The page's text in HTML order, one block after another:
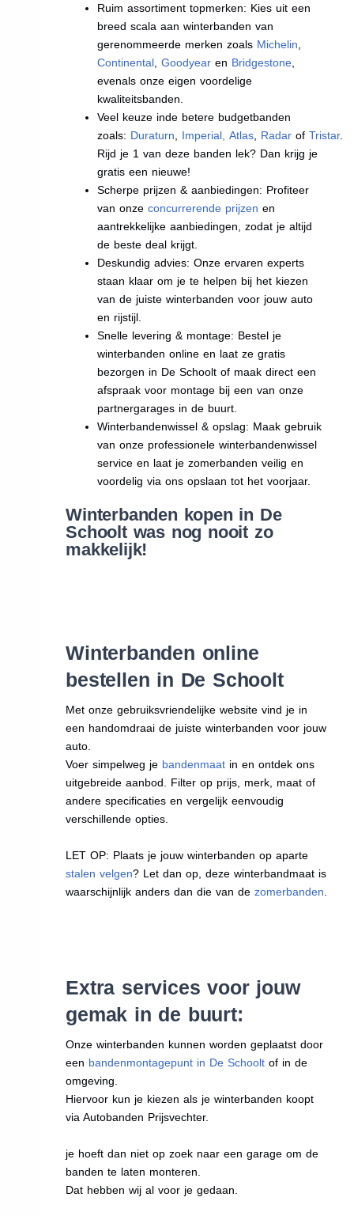
Ruim assortiment topmerken: Kies uit een
breed scala aan winterbanden van
gerenommeerde merken zoals Michelin
Continental ,Goodyear en Bridgestone
evenals onze eigen voordelige
kwaliteitsbanden.
Veel keuze inde betere budgetbanden
zoals: Duraturn Imperial Atlas Radar ofTristar.
Rijd je 1 van deze banden lek? Dan krijg je
gratis een nieuwe!
Scherpe prijzen & aanbiedingen: Profiteer
van onzeconcurrerende prijzen en
aantrekkelijke aanbiedingen, zodat je altijd
de beste deal krijgt.
Deskundig advies: Onze ervaren experts
staan klaar om je te helpen bij het kiezen
van de juiste winterbanden voor jouw auto
en rijstijl.
Snelle levering & montage: Bestel je
winterbanden online en laat ze gratis
bezorgen in De Schoolt of maak direct een
afspraak voor montage bij een van onze
partnergarages in de buurt.
Winterbandenwissel & opslag: Maak gebruik
van onze professionele winterbandenwissel
service en laat je zomerbanden veilig en
voordelig via ons opslaan tot het voorjaar.
Winterbanden kopen in De
Schoolt was nog nooit zo
makkelijk!
Winterbanden online
bestellen in De Schoolt
Met onze gebruiksvriendelijke website vind je in
een handomdraai de juiste winterbanden voor jouw
auto.
Voer simpelweg je bandenmaat in en ontdek ons
uitgebreide aanbod. Filter op prijs, merk, maat of
andere specificaties en vergelijk eenvoudig
verschillende opties.
LET OP: Plaats je jouw winterbanden op aparte
stalen velgen? Let dan op, deze winterbandmaat is
waarschijnlijk anders dan die van dezomerbanden
Extra services voor jouw
gemak in de buurt:
Onze winterbanden kunnen worden geplaatst door
een bandenmontagepunt in De Schoolt of in de
omgeving.
Hiervoor kun je kiezen als je winterbanden koopt
via Autobanden Prijsvechter.
je hoeft dan niet op zoek naar een garage om de
banden te laten monteren.
Dat hebben wij al voor je gedaan.